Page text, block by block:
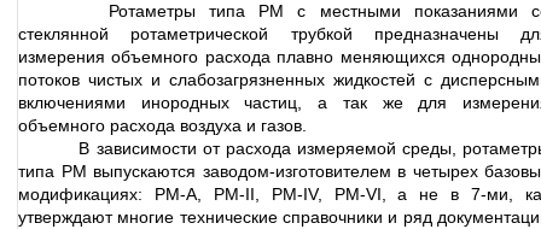
Ротаметры типа РМ с местными показаниями
стеклянной ротаметрической трубкой предназначены
измерения объемного расхода плавно меняющихся
потоков чистых и слабозагрязненных жидкостей с
включениями инородных частиц, а так же для
объемного расхода воздуха и газов.
В зависимости от расхода измеряемой среды,
типа РМ выпускаются заводом-изготовителем в четырех
модификациях: РМ-А, РМ-II, РМ-IV, РМ-VI, а не в 7-ми,
утверждают многие технические справочники и ряд